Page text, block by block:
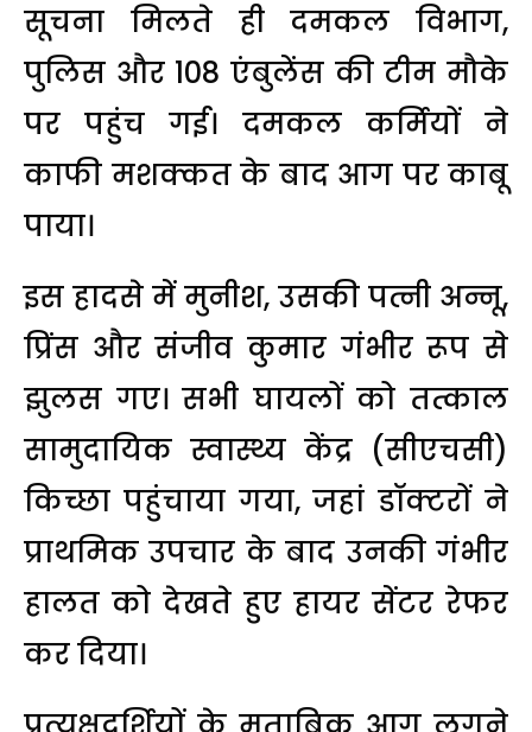
सूचना मिलते ही दमकल विभाग,
पुलिस और 108 एंबुलेंस की टीम मौके
पर पहुंच गई। दमकल कर्मियों ने
काफी मशक्कत के बाद आग पर काबू
पाया।
इस हादसे में मुनीश, उसकी पत्नी अन्नू,
प्रिंस और संजीव कुमार गंभीर रूप से
झुलस गए। सभी घायलों को तत्काल
सामुदायिक स्वास्थ्य केंद्र (सीएचसी)
किच्छा पहुंचाया गया, जहां डॉक्टरों ने
प्राथमिक उपचार के बाद उनकी गंभीर
हालत को देखते हुए हायर सेंटर रेफर
कर दिया।